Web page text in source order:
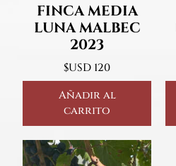
FINCA MEDIA
LUNA MALBEC
2023
$USD 120
Añadir al
carrito